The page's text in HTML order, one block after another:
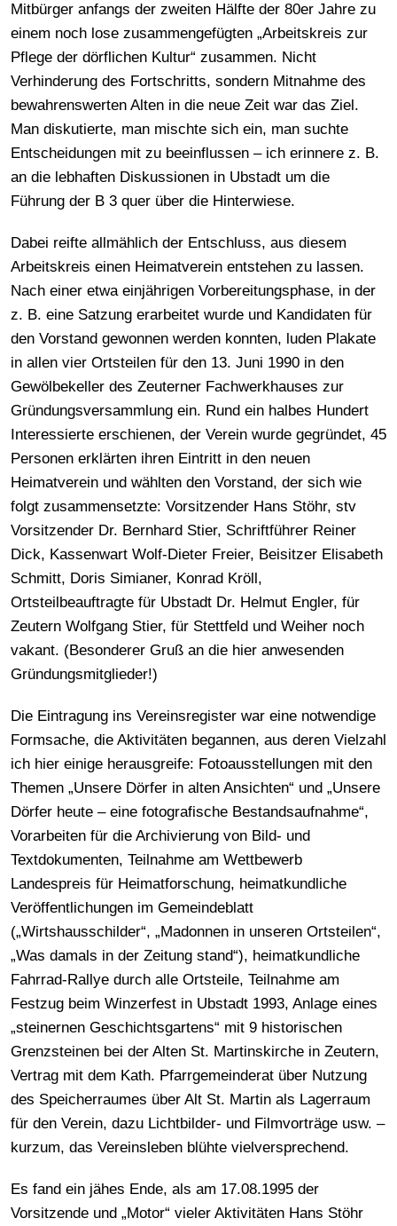
Mitbürger anfangs der zweiten Hälfte der 80er Jahre zu
einem noch lose zusammengefügten „Arbeitskreis zur
Pflege der dörflichen Kultur“ zusammen. Nicht
Verhinderung des Fortschritts, sondern Mitnahme des
bewahrenswerten Alten in die neue Zeit war das Ziel.
Man diskutierte, man mischte sich ein, man suchte
Entscheidungen mit zu beeinflussen – ich erinnere z. B.
an die lebhaften Diskussionen in Ubstadt um die
Führung der B 3 quer über die Hinterwiese.
Dabei reifte allmählich der Entschluss, aus diesem
Arbeitskreis einen Heimatverein entstehen zu lassen.
Nach einer etwa einjährigen Vorbereitungsphase, in der
z. B. eine Satzung erarbeitet wurde und Kandidaten für
den Vorstand gewonnen werden konnten, luden Plakate
in allen vier Ortsteilen für den 13. Juni 1990 in den
Gewölbekeller des Zeuterner Fachwerkhauses zur
Gründungsversammlung ein. Rund ein halbes Hundert
Interessierte erschienen, der Verein wurde gegründet, 45
Personen erklärten ihren Eintritt in den neuen
Heimatverein und wählten den Vorstand, der sich wie
folgt zusammensetzte: Vorsitzender Hans Stöhr, stv
Vorsitzender Dr. Bernhard Stier, Schriftführer Reiner
Dick, Kassenwart Wolf-Dieter Freier, Beisitzer Elisabeth
Schmitt, Doris Simianer, Konrad Kröll,
Ortsteilbeauftragte für Ubstadt Dr. Helmut Engler, für
Zeutern Wolfgang Stier, für Stettfeld und Weiher noch
vakant. (Besonderer Gruß an die hier anwesenden
Gründungsmitglieder!)
Die Eintragung ins Vereinsregister war eine notwendige
Formsache, die Aktivitäten begannen, aus deren Vielzahl
ich hier einige herausgreife: Fotoausstellungen mit den
Themen „Unsere Dörfer in alten Ansichten“ und „Unsere
Dörfer heute – eine fotografische Bestandsaufnahme“,
Vorarbeiten für die Archivierung von Bild- und
Textdokumenten, Teilnahme am Wettbewerb
Landespreis für Heimatforschung, heimatkundliche
Veröffentlichungen im Gemeindeblatt
(„Wirtshausschilder“, „Madonnen in unseren Ortsteilen“,
„Was damals in der Zeitung stand“), heimatkundliche
Fahrrad-Rallye durch alle Ortsteile, Teilnahme am
Festzug beim Winzerfest in Ubstadt 1993, Anlage eines
„steinernen Geschichtsgartens“ mit 9 historischen
Grenzsteinen bei der Alten St. Martinskirche in Zeutern,
Vertrag mit dem Kath. Pfarrgemeinderat über Nutzung
des Speicherraumes über Alt St. Martin als Lagerraum
für den Verein, dazu Lichtbilder- und Filmvorträge usw. –
kurzum, das Vereinsleben blühte vielversprechend.
Es fand ein jähes Ende, als am 17.08.1995 der
Vorsitzende und „Motor“ vieler Aktivitäten Hans Stöhr